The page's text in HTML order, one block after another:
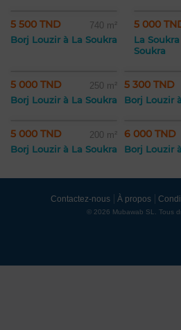
5 500 TND 740 m²
Borj Louzir à La Soukra
5 000
La
Soukra
5 000 TND 250 m²
Borj Louzir à La Soukra
5 300 TND
Borj Louzir
5 000 TND 200 m²
Borj Louzir à La Soukra
6 000 TND
Borj Louzir
Contactez-nous À propos
© 2026 Mubawab SL. Tous